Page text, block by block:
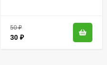
50₽
30 ₽